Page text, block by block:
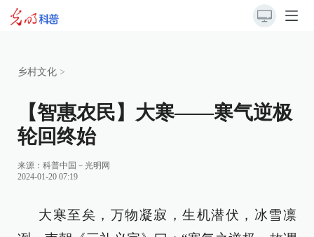
乡村文化 >
【智惠农民】大寒——寒气逆极
轮回终始
来源：科普中国－光明网
2024-01-20 07:19
大寒至矣，万物凝寂，生机潜伏，冰雪凛